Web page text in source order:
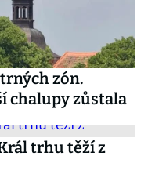
zón.
chalupy zůstala
trhu těží z